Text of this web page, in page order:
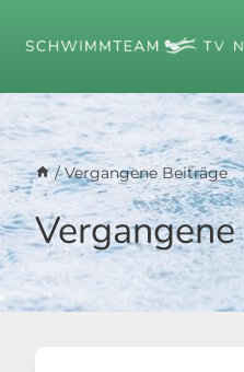
Inhalt
/ Vergangene Beiträge